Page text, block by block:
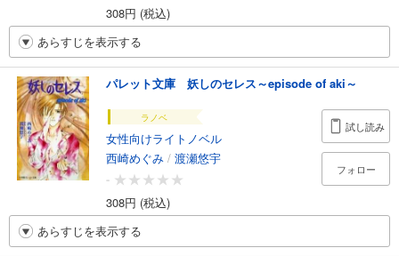
308円 (税込)
あらすじを表示する
パレット文庫 妖しのセレス～episode of aki～
ラノベ
女性向けライトノベル
西崎めぐみ / 渡瀬悠宇
-
308円 (税込)
試し読み
フォロー
あらすじを表示する